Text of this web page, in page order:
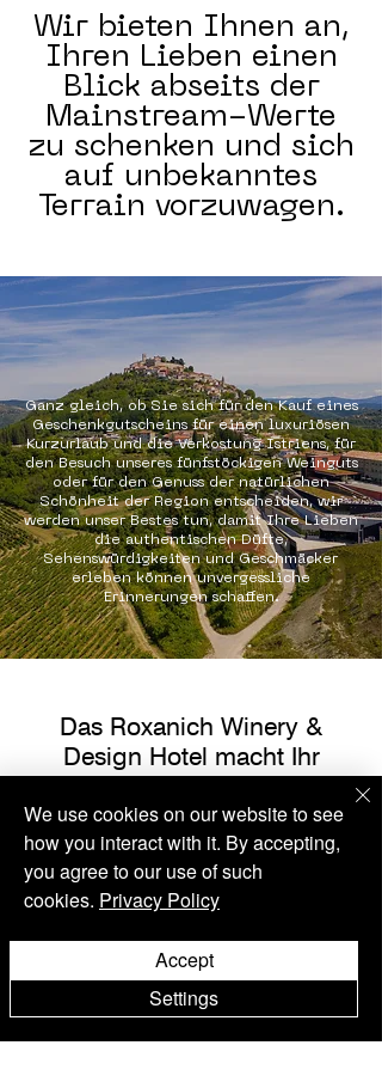
Wir bieten Ihnen an,
Ihren Lieben einen
Blick abseits der
Mainstream-Werte
zu schenken und sich
auf unbekanntes
Terrain vorzuwagen.
Ganz gleich, ob Sie sich für den Kauf eines
Geschenkgutscheins für einen luxuriösen
Kurzurlaub und die Verkostung Istriens, für
den Besuch unseres fünfstöckigen Weinguts
oder für den Genuss der natürlichen
Schönheit der Region entscheiden, wir
werden unser Bestes tun, damit Ihre Lieben
die authentischen Düfte,
Sehenswürdigkeiten und Geschmäcker
erleben können unvergessliche
Erinnerungen schaffen.
Das Roxanich Winery &
Design Hotel macht Ihr
Geschenk zu etwas
Besonderem.
Kontaktieren Sie uns für
Geschenkgutscheine.
Name
Email
We use cookies on our website to see
how you interact with it. By accepting,
you agree to our use of such
cookies. Privacy Policy
Settings
Accept